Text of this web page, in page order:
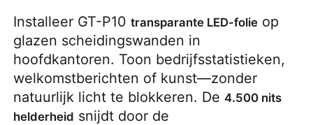
Installeer GT-P10 transparante LED-folie op
glazen scheidingswanden in
hoofdkantoren. Toon bedrijfsstatistieken,
welkomstberichten of kunst—zonder
natuurlijk licht te blokkeren. De 4.500 nits
helderheid snijdt door de